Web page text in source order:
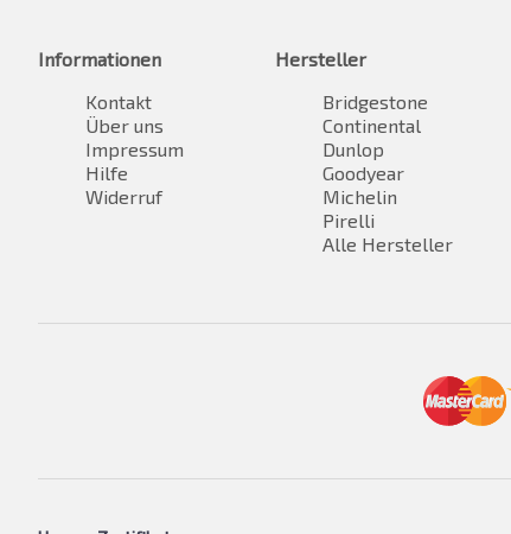
Informationen
Kontakt
Über uns
Impressum
Hilfe
Widerruf
Hersteller
Bridgestone
Continental
Dunlop
Goodyear
Michelin
Pirelli
Alle Hersteller